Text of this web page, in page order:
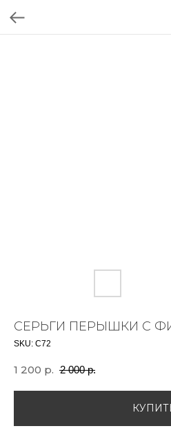
СЕРЬГИ ПЕРЫШКИ С
SKU: С72
1 200 р. 2 000 р.